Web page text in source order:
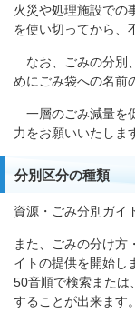
火災や処理施設での
を使い切ってから、
なお、ごみの分別
めにごみ袋への名前
一層のごみ減量を
力をお願いいたしま
分別区分の種類
資源・ごみ分別ガイ
また、ごみの分け方
イトの提供を開始し
50音順で検索または
することが出来ます。